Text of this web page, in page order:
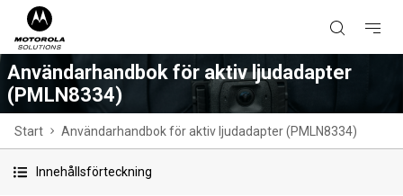
Användarhandbok för aktiv ljudadapter
(PMLN8334)
Start Användarhandbok för aktiv ljudadapter (PMLN8334)
Innehållsförteckning